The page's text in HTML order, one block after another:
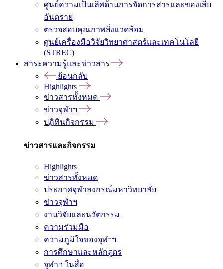
ศูนย์ความเป็นเลิศด้านการจัดการสารและของเสีย
อันตราย
ตรวจสอบคุณภาพสิ่งแวดล้อม
ศูนย์เครื่องมือวิจัยวิทยาศาสตร์และเทคโนโลยี
(STREC)
สาระความรู้และข่าวสาร
ย้อนกลับ
Highlights
ข่าวสารทั้งหมด
ข่าวจุฬาฯ
ปฏิทินกิจกรรม
ข่าวสารและกิจกรรม
Highlights
ข่าวสารทั้งหมด
ประกาศจุฬาลงกรณ์มหาวิทยาลัย
ข่าวจุฬาฯ
งานวิจัยและนวัตกรรม
ความร่วมมือ
ความภูมิใจของจุฬาฯ
การศึกษาและหลักสูตร
จุฬาฯ ในสื่อ